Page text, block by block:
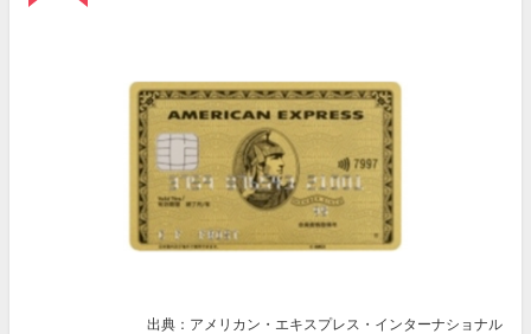
出典：アメリカン・エキスプレス・インターナショナル